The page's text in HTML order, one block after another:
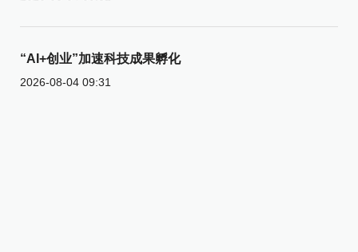
“AI+创业”加速科技成果孵化
2026-08-04 09:31